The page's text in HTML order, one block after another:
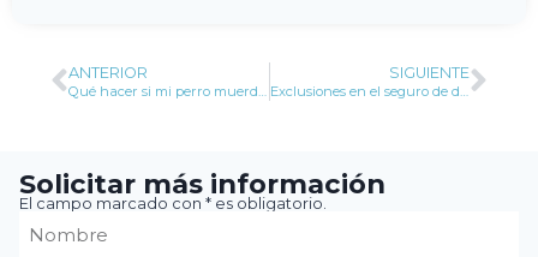
ANTERIOR
Qué hacer si mi perro muerde a otro perro
SIGUIENTE
Exclusiones en el seguro de decesos que conviene conocer
Solicitar más información
El campo marcado con * es obligatorio.